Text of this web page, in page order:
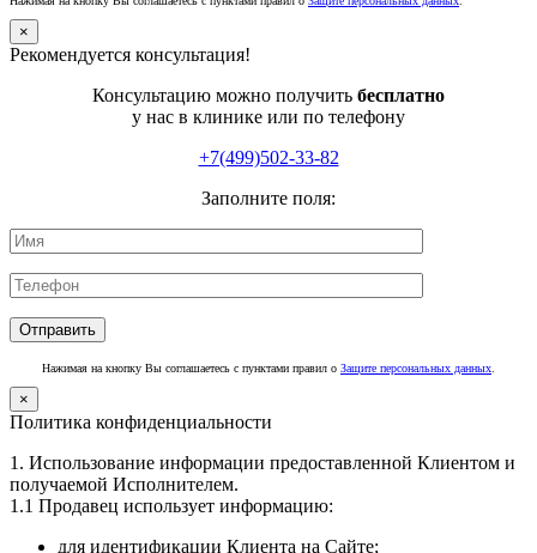
×
Рекомендуется консультация!
Консультацию можно получить бесплатно
у нас в клинике или по телефону
+7(499)502-33-82
Заполните поля:
Нажимая на кнопку Вы соглашаетесь с пунктами правил о Защите персональных данных
×
Политика конфиденциальности
1. Использование информации предоставленной Клиентом и
получаемой Исполнителем.
1.1 Продавец использует информацию:
для идентификации Клиента на Сайте;